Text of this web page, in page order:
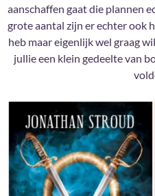
aanschaffen gaat die plannen
grote aantal zijn er echter ook
heb maar eigenlijk wel graag
jullie een klein gedeelte van